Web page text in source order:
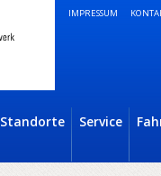
IMPRESSUM
Standorte Service